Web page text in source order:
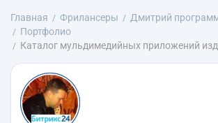
Главная Фрилансеры
Дмитрий
Портфолио
Каталог мульдимедийных приложений